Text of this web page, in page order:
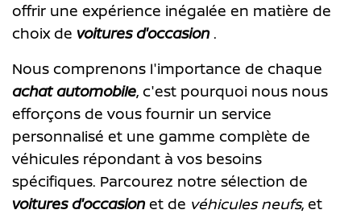
offrir une expérience inégalée en matière de
choix de voitures d'occasion .
Nous comprenons l'importance de chaque
achat automobile, c'est pourquoi nous nous
efforçons de vous fournir un service
personnalisé et une gamme complète de
véhicules répondant à vos besoins
spécifiques. Parcourez notre sélection de
voitures d'occasion et de véhicules neufs, et